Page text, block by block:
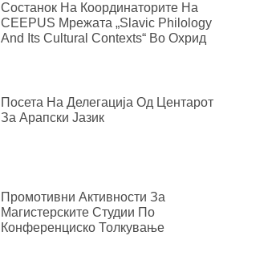
Состанок На Координаторите На
CEEPUS Мрежата „Slavic Philology
And Its Cultural Contexts“ Во Охрид
Посета На Делегација Од Центарот
За Арапски Јазик
Промотивни Активности За
Магистерските Студии По
Конференциско Толкување